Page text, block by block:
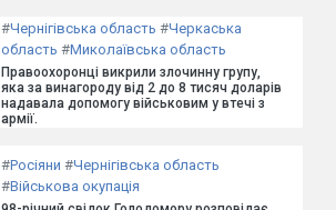
#Чернігівська область #Черкаська
область #Миколаївська область
Правоохоронці викрили злочинну групу,
яка за винагороду від 2 до 8 тисяч доларів
надавала допомогу військовим у втечі з
армії.
#Росіяни #Чернігівська область
#Військова окупація